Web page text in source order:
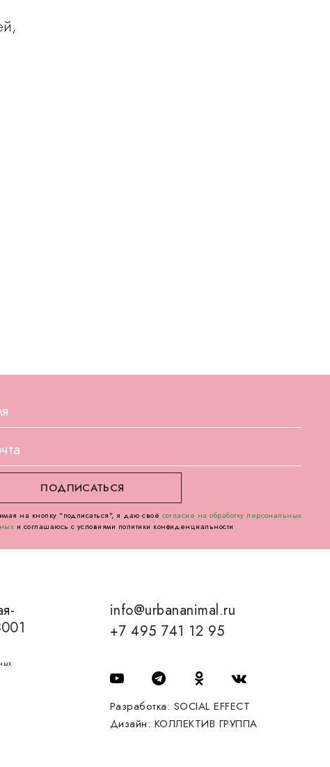
на кнопку "подписаться", я даю своё согласие на обработку персональных
и соглашаюсь с условиями политики конфиденциальности
info@urbananimal.ru
+7 495 741 12 95
Разработка: SOCIAL EFFECT
Дизайн: КОЛЛЕКТИВ ГРУППА